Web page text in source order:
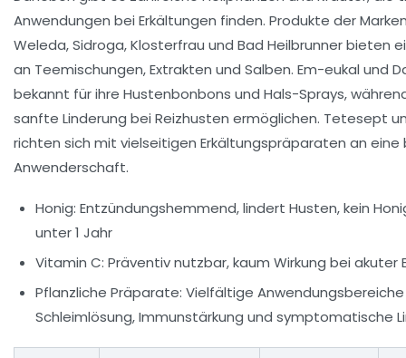
Anwendungen bei Erkältungen finden. Produkte der
Weleda, Sidroga, Klosterfrau und Bad Heilbrunner bieten
an Teemischungen, Extrakten und Salben. Em-eukal und
bekannt für ihre Hustenbonbons und Hals-Sprays,
sanfte Linderung bei Reizhusten ermöglichen. Tetesept
richten sich mit vielseitigen Erkältungspräparaten an eine
Anwenderschaft.
Honig: Entzündungshemmend, lindert Husten, kein
unter 1 Jahr
Vitamin C: Präventiv nutzbar, kaum Wirkung bei akuter
Pflanzliche Präparate: Vielfältige
Schleimlösung, Immunstärkung und symptomatische